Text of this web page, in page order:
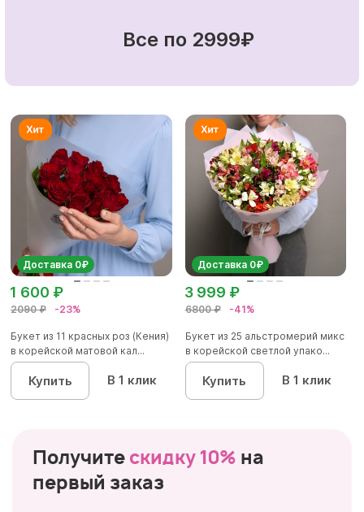
Все по 2999₽
Доставка 0₽
2090 ₽ -23%
1 600 ₽
Букет из 11 красных роз (Кения)
в корейской матовой кал...
Купить В 1 клик
Доставка 0₽
6800 ₽ -41%
3 999 ₽
Букет из 25 альстромерий микс
в корейской светлой упако...
Купить В 1 клик
Получите скидку 10% на
первый заказ